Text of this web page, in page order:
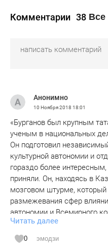
Комментарии 38 Все
Анонимно
10 Ноября 2018 18:01
«Бурганов был крупным
ученым в национальных
Он подготовил
культурной автономии и
гораздо более
приняли. Он, находясь в
мозговом штурме,
размежевания сфер
автономии и Всемирного
потом переработал и
Хусаинович, как активный
Москвы, хорошо знал
Читать далее
0 эмодзи